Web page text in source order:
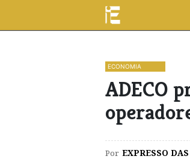
ECONOMIA
ADECO
Por EXPRESSO